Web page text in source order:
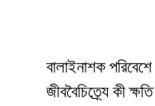
বালাইনাশক
জীববৈচিত্র্যে কী